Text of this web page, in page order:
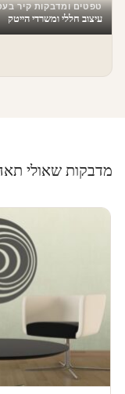
טפטים ומדבקות קיר
עיצוב חללי ומשרדי הייטק
מדבקות שאולי